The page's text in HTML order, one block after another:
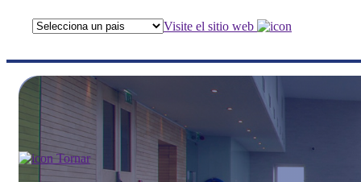
Visite el sitio web
Tornar